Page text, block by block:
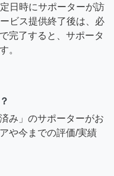
日時にサポーターが訪
ビス提供終了後は、必
完了すると、サポータ
。
み」のサポーターがお
や今までの評価/実績